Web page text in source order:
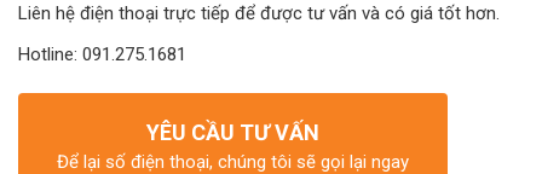
Liên hệ điện thoại trực tiếp để được tư vấn và có giá tốt hơn.
Hotline: 091.275.1681
YÊU CẦU TƯ VẤN
Để lại số điện thoại, chúng tôi sẽ gọi lại ngay